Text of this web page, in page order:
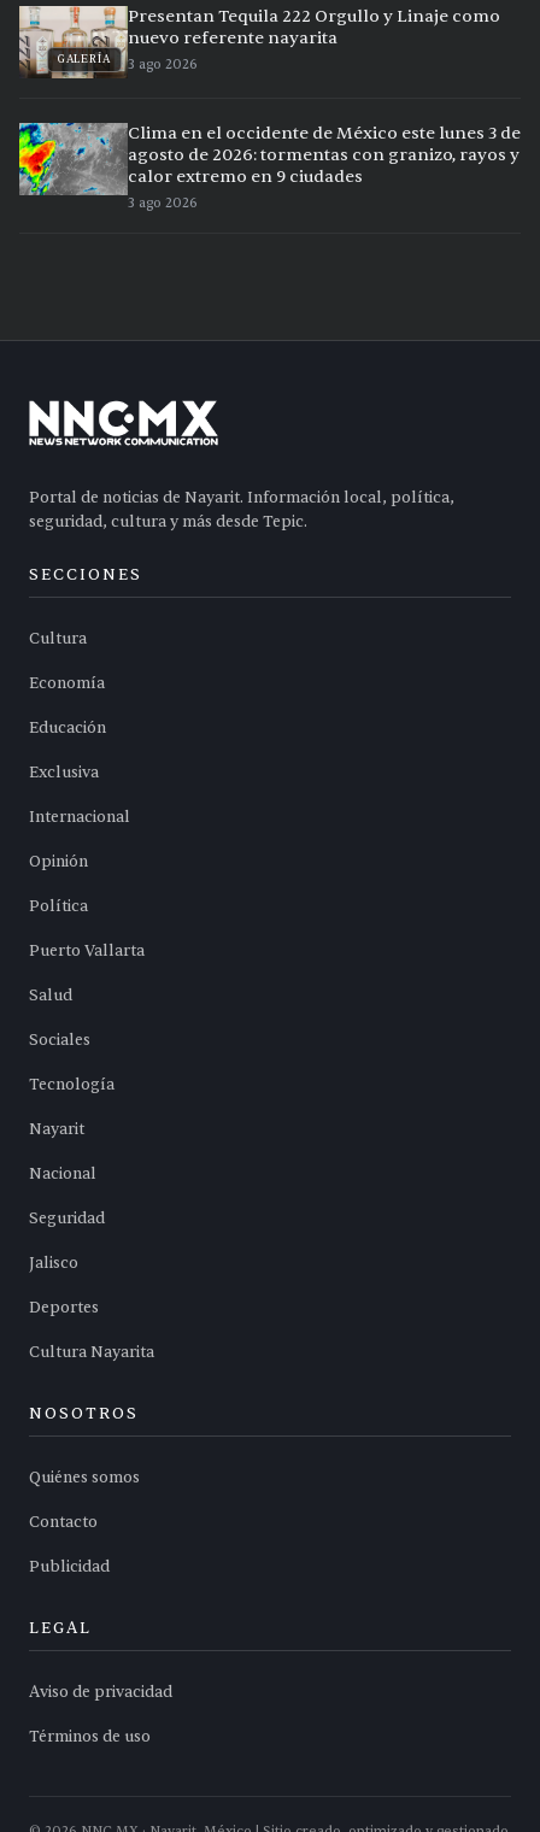
GALERÍA
Presentan Tequila 222 Orgullo y Linaje como
nuevo referente nayarita
3 ago 2026
Clima en el occidente de México este lunes 3 de
agosto de 2026: tormentas con granizo, rayos y
calor extremo en 9 ciudades
3 ago 2026
Portal de noticias de Nayarit. Información local, política,
seguridad, cultura y más desde Tepic.
SECCIONES
Cultura
Economía
Educación
Exclusiva
Internacional
Opinión
Política
Puerto Vallarta
Salud
Sociales
Tecnología
Nayarit
Nacional
Seguridad
Jalisco
Deportes
Cultura Nayarita
NOSOTROS
Quiénes somos
Contacto
Publicidad
LEGAL
Aviso de privacidad
Términos de uso